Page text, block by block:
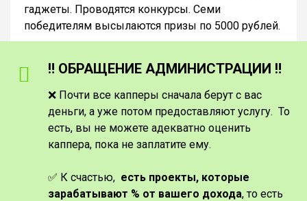
гаджеты. Проводятся конкурсы. Семи
победителям высылаются призы по 5000 рублей.
‼️ ОБРАЩЕНИЕ АДМИНИСТРАЦИИ ‼️
❌ Почти все капперы сначала берут с вас
деньги, а уже потом предоставляют услугу. То
есть, вы не можете адекватно оценить
каппера, пока не заплатите ему.
✅ К счастью, есть проекты, которые
зарабатывают % от вашего дохода, то есть